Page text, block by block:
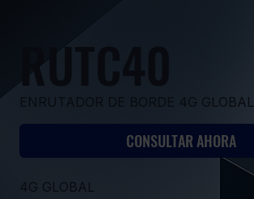
RUTC40
ENRUTADOR DE BORDE 4G GLOBAL
CONSULTAR AHORA
4G GLOBAL